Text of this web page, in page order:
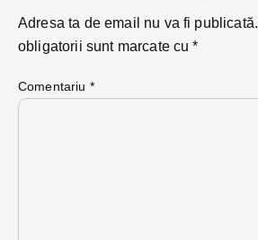
Adresa ta de email nu va fi publicată.
obligatorii sunt marcate cu*
Comentariu *